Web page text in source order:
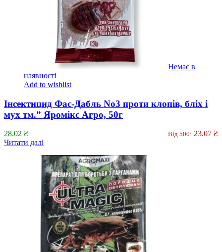
Немає в
наявності
Add to wishlist
Інсектицид Фас-Дабль No3 проти клопів, бліх і
мух тм.” Яромікс Агро, 50г
28.02 ₴ Від 500: 23.07 ₴
Читати далі